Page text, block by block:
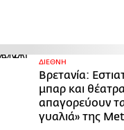
ΔΙΕΘΝΗ
Βρετανία:
μπαρ και
απαγορεύουν
γυαλιά» της